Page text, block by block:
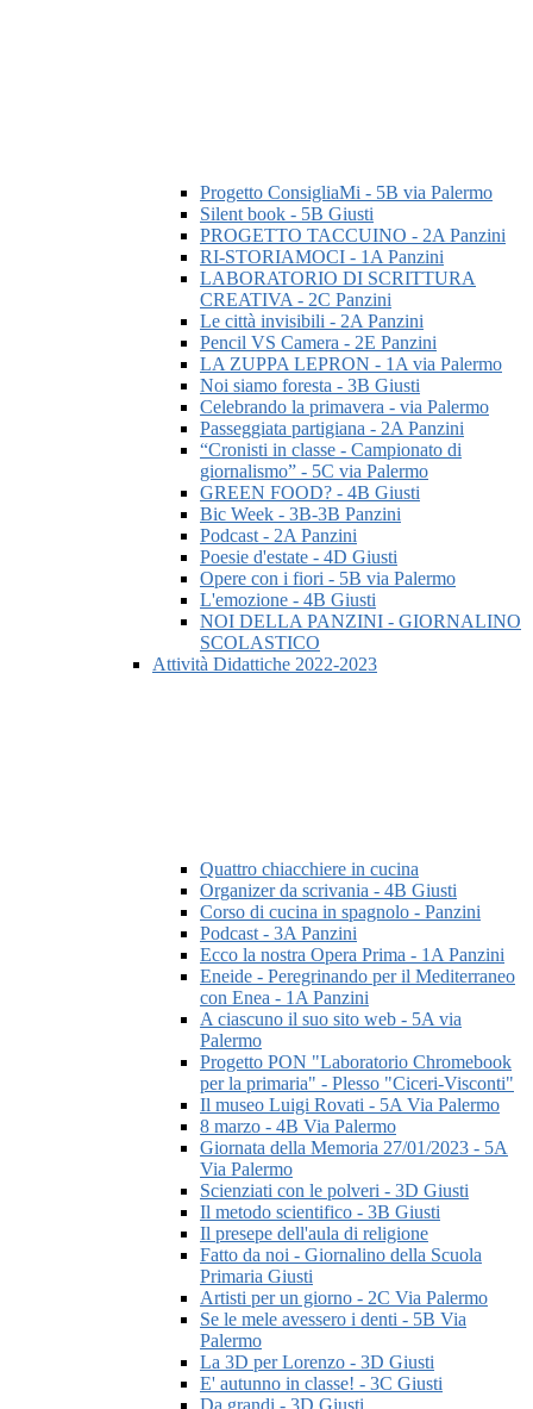
Progetto ConsigliaMi - 5B via Palermo
Silent book - 5B Giusti
PROGETTO TACCUINO - 2A Panzini
RI-STORIAMOCI - 1A Panzini
LABORATORIO DI SCRITTURA
CREATIVA - 2C Panzini
Le città invisibili - 2A Panzini
Pencil VS Camera - 2E Panzini
LA ZUPPA LEPRON - 1A via Palermo
Noi siamo foresta - 3B Giusti
Celebrando la primavera - via Palermo
Passeggiata partigiana - 2A Panzini
“Cronisti in classe - Campionato di
giornalismo” - 5C via Palermo
GREEN FOOD? - 4B Giusti
Bic Week - 3B-3B Panzini
Podcast - 2A Panzini
Poesie d'estate - 4D Giusti
Opere con i fiori - 5B via Palermo
L'emozione - 4B Giusti
NOI DELLA PANZINI - GIORNALINO
SCOLASTICO
Attività Didattiche 2022-2023
Quattro chiacchiere in cucina
Organizer da scrivania - 4B Giusti
Corso di cucina in spagnolo - Panzini
Podcast - 3A Panzini
Ecco la nostra Opera Prima - 1A Panzini
Eneide - Peregrinando per il Mediterraneo
con Enea - 1A Panzini
A ciascuno il suo sito web - 5A via
Palermo
Progetto PON "Laboratorio Chromebook
per la primaria" - Plesso "Ciceri-Visconti"
Il museo Luigi Rovati - 5A Via Palermo
8 marzo - 4B Via Palermo
Giornata della Memoria 27/01/2023 - 5A
Via Palermo
Scienziati con le polveri - 3D Giusti
Il metodo scientifico - 3B Giusti
Il presepe dell'aula di religione
Fatto da noi - Giornalino della Scuola
Primaria Giusti
Artisti per un giorno - 2C Via Palermo
Se le mele avessero i denti - 5B Via
Palermo
La 3D per Lorenzo - 3D Giusti
E' autunno in classe! - 3C Giusti